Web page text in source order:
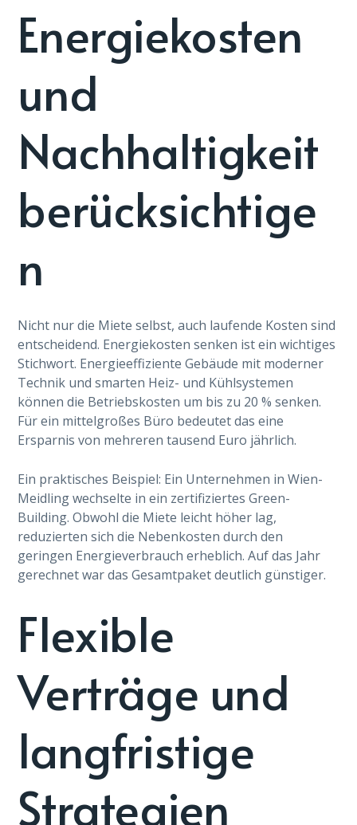
Energiekosten
und
Nachhaltigkeit
berücksichtige
n
Nicht nur die Miete selbst, auch laufende Kosten sind
entscheidend. Energiekosten senken ist ein wichtiges
Stichwort. Energieeffiziente Gebäude mit moderner
Technik und smarten Heiz- und Kühlsystemen
können die Betriebskosten um bis zu 20 % senken.
Für ein mittelgroßes Büro bedeutet das eine
Ersparnis von mehreren tausend Euro jährlich.
Ein praktisches Beispiel: Ein Unternehmen in Wien-
Meidling wechselte in ein zertifiziertes Green-
Building. Obwohl die Miete leicht höher lag,
reduzierten sich die Nebenkosten durch den
geringen Energieverbrauch erheblich. Auf das Jahr
gerechnet war das Gesamtpaket deutlich günstiger.
Flexible
Verträge und
langfristige
Strategien